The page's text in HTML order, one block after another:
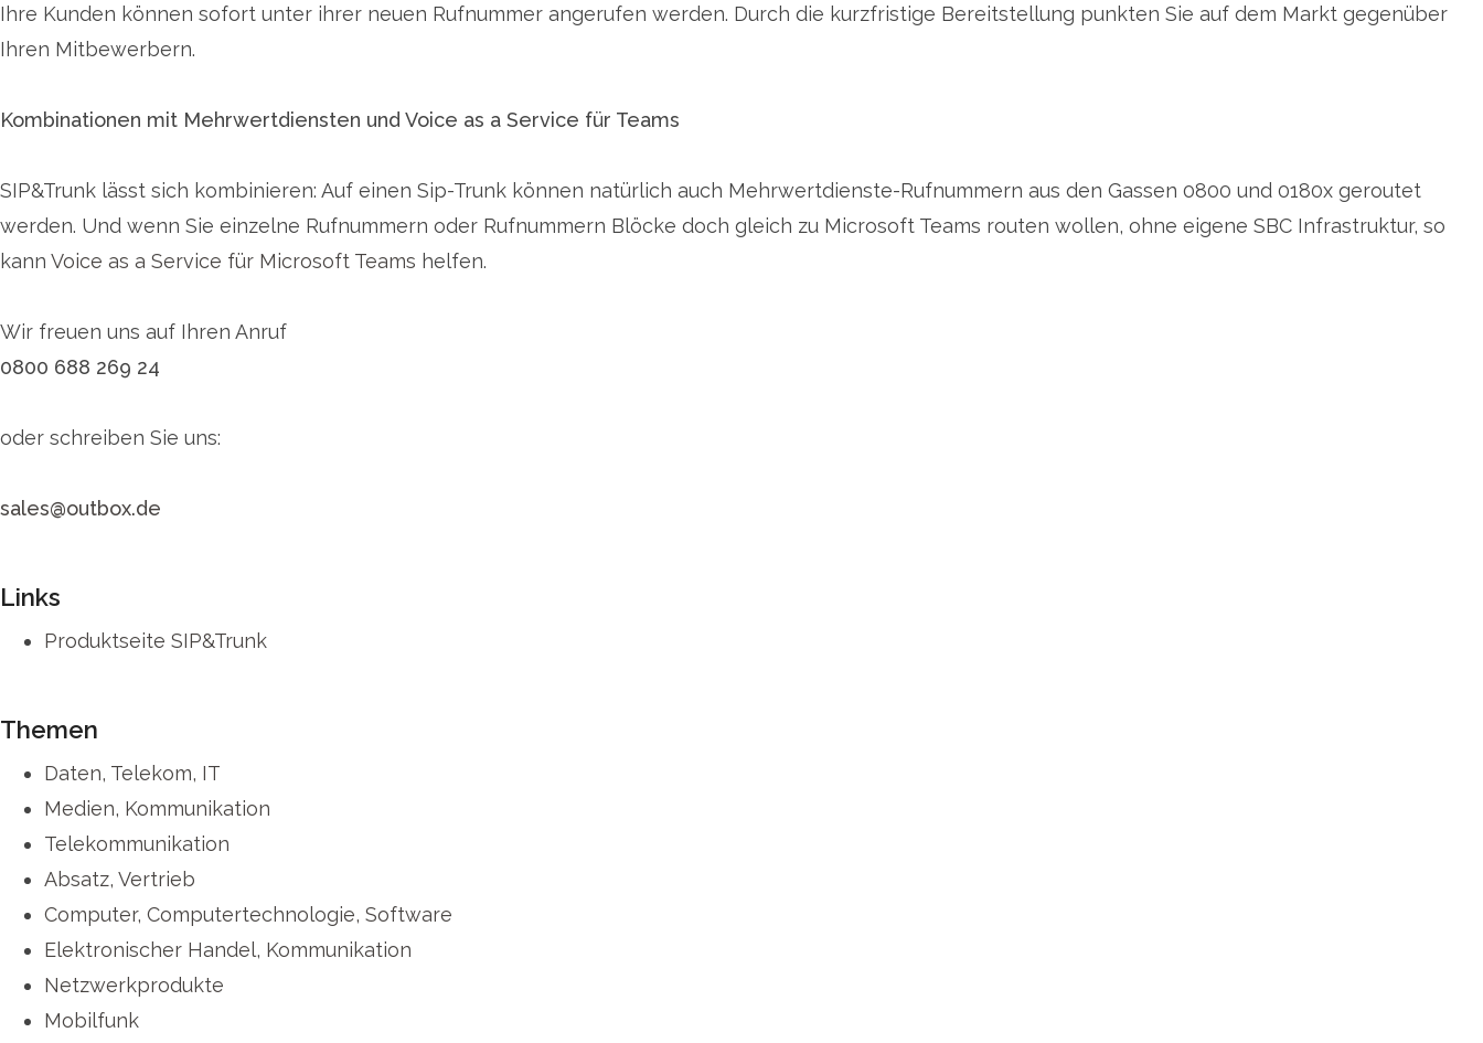
Ihre Kunden können sofort unter ihrer neuen Rufnummer angerufen werden. Durch die kurzfristige Bereitstellung punkten Sie auf dem Markt gegenüber
Ihren Mitbewerbern.
Kombinationen mit Mehrwertdiensten und Voice as a Service für Teams
SIP&Trunk lässt sich kombinieren: Auf einen Sip-Trunk können natürlich auch Mehrwertdienste-Rufnummern aus den Gassen 0800 und 0180x geroutet
werden. Und wenn Sie einzelne Rufnummern oder Rufnummern Blöcke doch gleich zu Microsoft Teams routen wollen, ohne eigene SBC Infrastruktur, so
kann Voice as a Service für Microsoft Teams helfen.
Wir freuen uns auf Ihren Anruf
0800 688 269 24
oder schreiben Sie uns:
sales@outbox.de
Links
Produktseite SIP&Trunk
Themen
Daten, Telekom, IT
Medien, Kommunikation
Telekommunikation
Absatz, Vertrieb
Computer, Computertechnologie, Software
Elektronischer Handel, Kommunikation
Netzwerkprodukte
Mobilfunk